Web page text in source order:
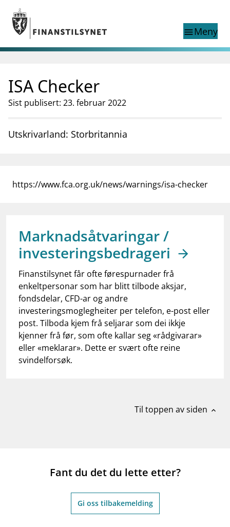
Gå til hovedinnhold
Gå til søkesiden
menuMeny
nettstedet
English
English home page
Tilsyn
Finanstilsynets registre
business Om Finanstilsynet
work_outlineJobb hos oss
dashboard Informasjon for investorer
notifications_noneAbonner på nyhetsvarsel
ISA Checker
Sist publisert: 23. februar 2022
Utskrivarland: Storbritannia
https://www.fca.org.uk/news/warnings/isa-checker
Marknadsåtvaringar /
investeringsbedrageri
Finanstilsynet får ofte førespurnader frå
enkeltpersonar som har blitt tilbode aksjar,
fondsdelar, CFD-ar og andre
investeringsmoglegheiter per telefon, e-post eller
post. Tilboda kjem frå seljarar som dei ikkje
kjenner frå før, som ofte kallar seg «rådgivarar»
eller «meklarar». Dette er svært ofte reine
svindelforsøk.
Til toppen av siden expand_less
Fant du det du lette etter?
Gi oss tilbakemelding